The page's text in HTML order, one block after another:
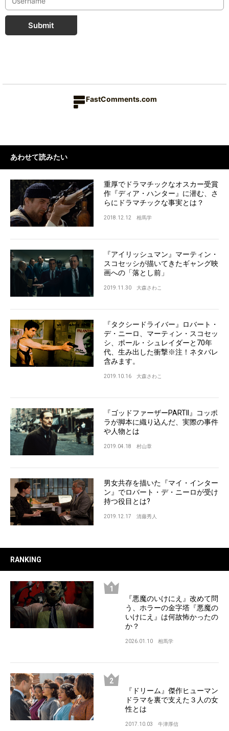
Submit
FastComments.com
あわせて読みたい
重厚でドラマチックなオスカー受賞
作『ディア・ハンター』に潜む、さ
らにドラマチックな事実とは？
2018.12.12 相馬学
『アイリッシュマン』マーティン・
スコセッシが描いてきたギャング映
画への「落とし前」
2019.11.30 大森さわこ
『タクシードライバー』ロバート・
デ・ニーロ、マーティン・スコセッ
シ、ポール・シュレイダーと70年
代、生み出した衝撃※注！ネタバレ
含みます。
2019.10.16 大森さわこ
『ゴッドファーザーPARTII』コッポ
ラが脚本に織り込んだ、実際の事件
や人物とは
2019.04.18 村山章
男女共存を描いた『マイ・インター
ン』でロバート・デ・ニーロが受け
持つ役目とは?
2019.12.17 清藤秀人
RANKING
『悪魔のいけにえ』改めて問
う、ホラーの金字塔『悪魔の
いけにえ』は何故怖かったの
か？
2026.01.10 相馬学
『ドリーム』傑作ヒューマン
ドラマを裏で支えた３人の女
性とは
2017.10.03 牛津厚信